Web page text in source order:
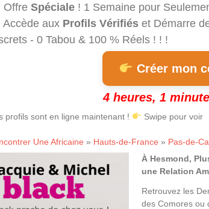
Offre Spéciale! 1 Semaine pour
Accède aux Profils Vérifiéset Démarre
- 0 Tabou & 100 % Réels ! ! !
Créer mon
4 heures, 1
profils sont en ligne maintenant ! Swipe pour voir
Une Africaine » Hauts-de-France » Pas-de-
À Hesmond,
une Relation
Retrouvez les
des Comores ou